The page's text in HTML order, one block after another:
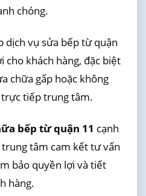
chóng.
dịch vụ sửa bếp từ quận
cho khách hàng, đặc biệt
chữa gấp hoặc không
tiếp trung tâm.
bếp từ quận 11 cạnh
tâm cam kết tư vấn
bảo quyền lợi và tiết
hàng.